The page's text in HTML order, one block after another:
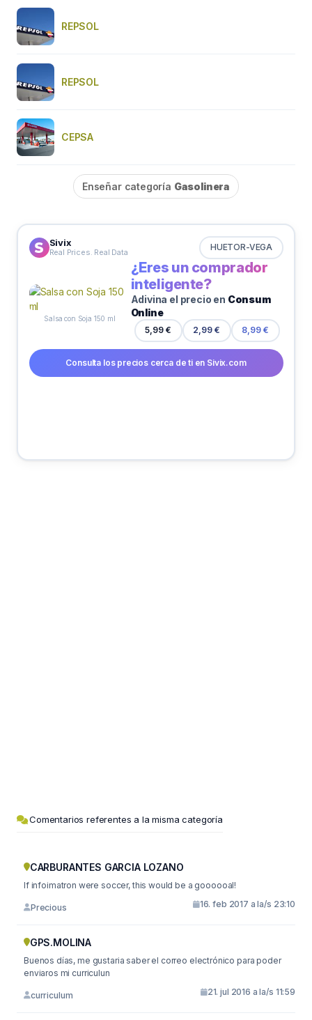
REPSOL
REPSOL
CEPSA
Enseñar categoría Gasolinera
Sivix
Real Prices. Real Data HUETOR-VEGA
Salsa con Soja 150 ml
¿Eres un comprador
inteligente?
Adivina el precio en Consum
Online
5,99 € 2,99 € 8,99 €
Consulta los precios cerca de ti en Sivix.com
Comentarios referentes a la misma categoría
CARBURANTES GARCIA LOZANO
If infoimatron were soccer, this would be a goooooal!
Precious 16. feb 2017 a la/s 23:10
GPS.MOLINA
Buenos días, me gustaria saber el correo electrónico para poder
enviaros mi curriculun
curriculum 21. jul 2016 a la/s 11:59